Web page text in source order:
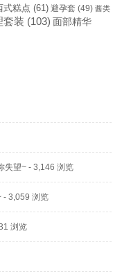
式糕点 (61) 避孕套 (49) 酱类
套装 (103) 面部精华
失望~ - 3,146 浏览
- 3,059 浏览
浏览